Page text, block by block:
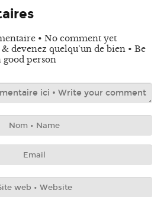
• No comment yet
devenez quelqu’un de bien • Be
good person